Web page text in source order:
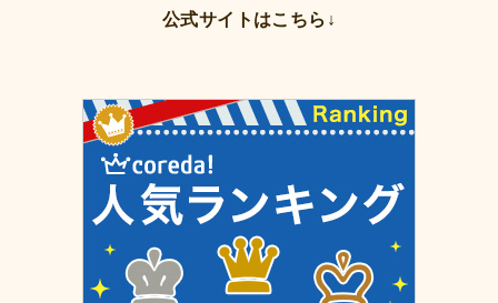
公式サイトはこちら↓